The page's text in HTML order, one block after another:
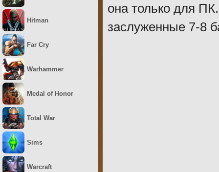
она только для
заслуженные 7-8
Hitman
Far Cry
Warhammer
Medal of Honor
Total War
Sims
Warcraft